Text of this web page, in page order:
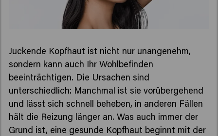
Juckende Kopfhaut ist nicht nur unangenehm,
sondern kann auch Ihr Wohlbefinden
beeinträchtigen. Die Ursachen sind
unterschiedlich: Manchmal ist sie vorübergehend
und lässt sich schnell beheben, in anderen Fällen
hält die Reizung länger an. Was auch immer der
Grund ist, eine gesunde Kopfhaut beginnt mit der